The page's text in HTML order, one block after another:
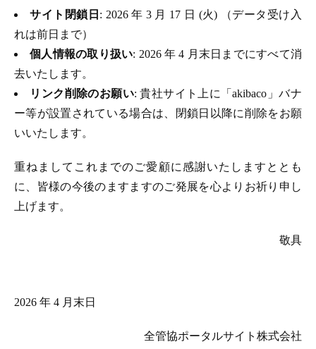
サイト閉鎖日 : 2026 年 3 月 17 日 (火) （データ受け入
れは前日まで）
個人情報の取り扱い: 2026 年 4 月末日までにすべて消
去いたします。
リンク削除のお願い: 貴社サイト上に「akibaco」バナ
ー等が設置されている場合は、閉鎖日以降に削除をお願
いいたします。
重ねましてこれまでのご愛顧に感謝いたしますととも
に、皆様の今後のますますのご発展を心よりお祈り申し
上げます。
敬具
2026 年 4 月末日
全管協ポータルサイト株式会社